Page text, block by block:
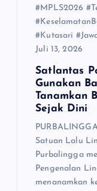
#MPLS2026
#Kutasari
Juli 13, 2026
Satlantas
Gunakan
Tanamkan
Sejak Dini
Satuan Lalu
Purbalingga
Pengenalan
menanamkan